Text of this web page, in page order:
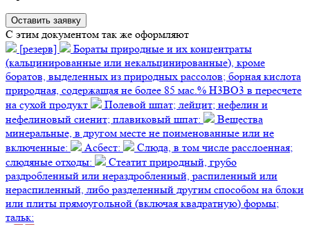
C этим документом так же оформляют
[резерв]
Бораты природные и их концентраты
(кальцинированные или некальцинированные), кроме
боратов, выделенных из природных рассолов; борная кислота
природная, содержащая не более 85 мас.% H3BO3 в пересчете
на сухой продукт
Полевой шпат; лейцит; нефелин и
нефелиновый сиенит; плавиковый шпат:
Вещества
минеральные, в другом месте не поименованные или не
включенные:
Асбест:
Слюда, в том числе расслоенная;
слюдяные отходы:
Стеатит природный, грубо
раздробленный или нераздробленный, распиленный или
нераспиленный, либо разделенный другим способом на блоки
или плиты прямоугольной (включая квадратную) формы;
тальк: